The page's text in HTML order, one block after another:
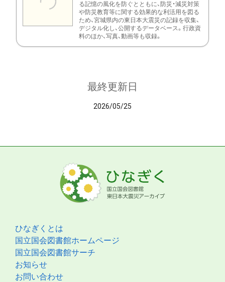
る記憶の風化を防ぐとともに、防災・減災対策
や防災教育等に関する効果的な利活用を図る
ため、宮城県内の東日本大震災の記録を収集、
デジタル化し、公開するデータベース。行政資
料のほか、写真、動画等も収録。
最終更新日
2026/05/25
ひなぎくとは
国立国会図書館ホームページ
国立国会図書館サーチ
お知らせ
お問い合わせ